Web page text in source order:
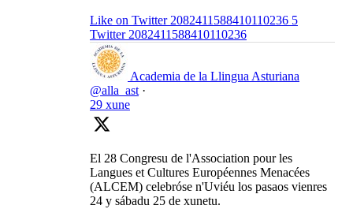
Like on Twitter 2082411588410110236 5
Twitter 2082411588410110236
Academia de la Llingua Asturiana
@alla_ast ·
29 xune
El 28 Congresu de l'Association pour les
Langues et Cultures Européennes Menacées
(ALCEM) celebróse n'Uviéu los pasaos vienres
24 y sábadu 25 de xunetu.